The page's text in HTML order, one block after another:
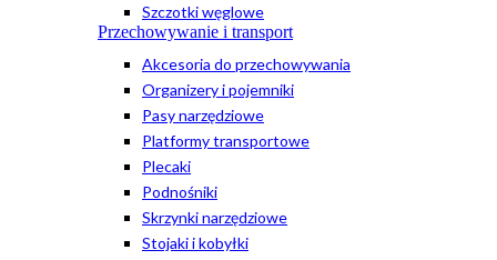
Szczotki węglowe
Przechowywanie i transport
Akcesoria do przechowywania
Organizery i pojemniki
Pasy narzędziowe
Platformy transportowe
Plecaki
Podnośniki
Skrzynki narzędziowe
Stojaki i kobyłki